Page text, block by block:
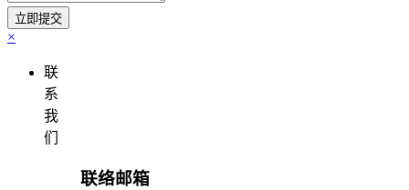
×
联
系
我
们
联络邮箱